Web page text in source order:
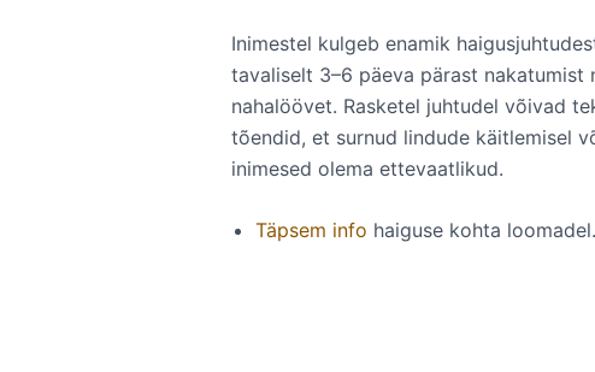
Inimestel kulgeb enamik
tavaliselt 3–6 päeva pärast nakatumist
nahalöövet. Rasketel juhtudel võivad
tõendid, et surnud lindude käitlemisel
inimesed olema ettevaatlikud.
Täpsem info haiguse kohta loomadel.